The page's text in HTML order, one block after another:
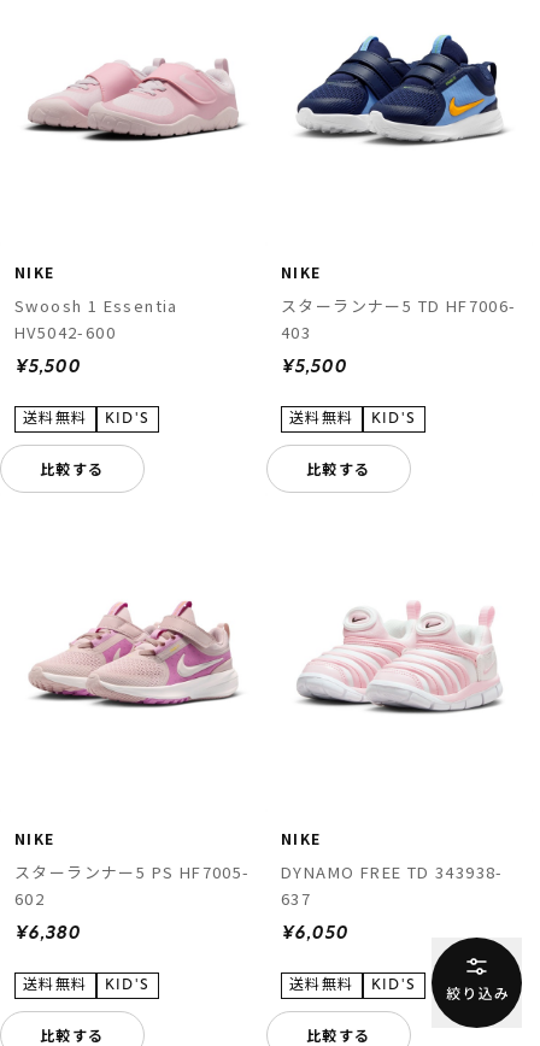
NIKE
Swoosh 1 Essentia
HV5042-600
¥5,500
比較する
NIKE
スターランナー5 TD HF7006-
403
¥5,500
比較する
NIKE
スターランナー5 PS HF7005-
602
¥6,380
比較する
NIKE
DYNAMO FREE TD 343938-
637
¥6,050
比較する